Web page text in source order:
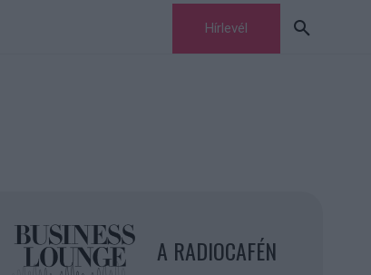
Hírlevél
A RADIOCAFÉN